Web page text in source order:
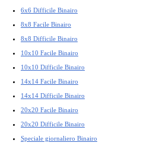
6x6 Difficile Binairo
8x8 Facile Binairo
8x8 Difficile Binairo
10x10 Facile Binairo
10x10 Difficile Binairo
14x14 Facile Binairo
14x14 Difficile Binairo
20x20 Facile Binairo
20x20 Difficile Binairo
Speciale giornaliero Binairo